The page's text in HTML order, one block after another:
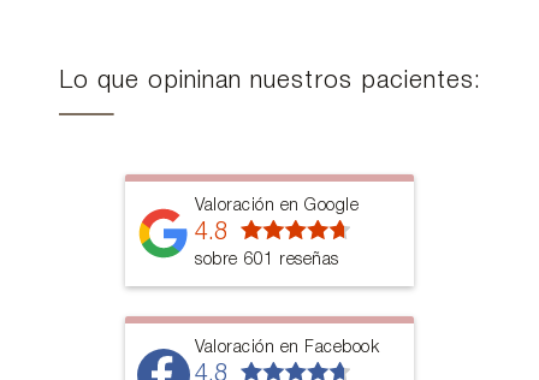
Lo que opininan nuestros pacientes:
Valoración en Google
4.8
sobre 601 reseñas
Valoración en Facebook
4.8